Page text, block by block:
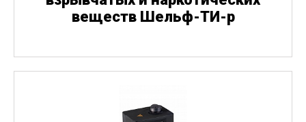
веществ Шельф-ТИ-р